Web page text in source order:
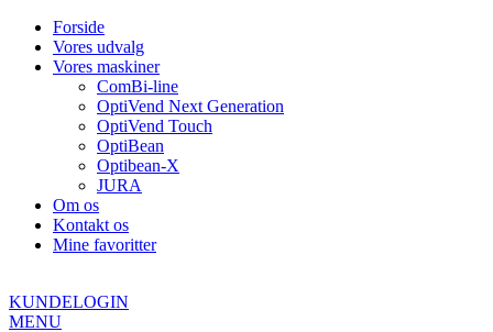
Forside
Vores udvalg
Vores maskiner
ComBi-line
OptiVend Next Generation
OptiVend Touch
OptiBean
Optibean-X
JURA
Om os
Kontakt os
Mine favoritter
KUNDELOGIN
MENU